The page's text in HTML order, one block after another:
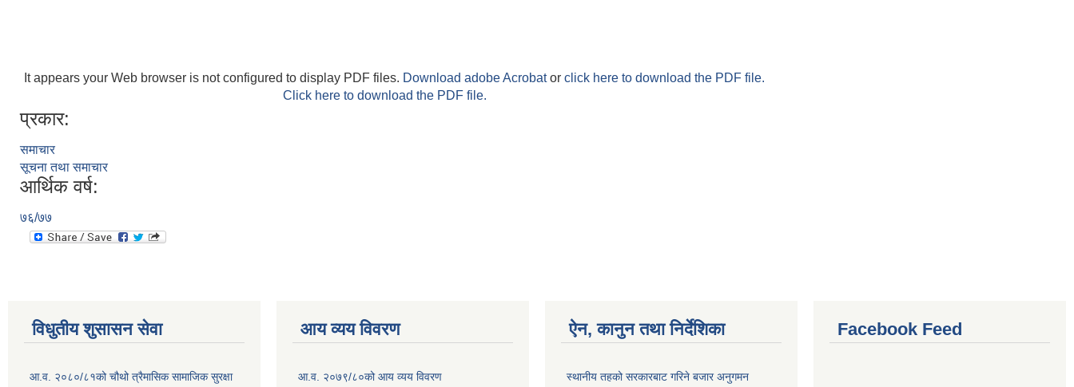
It appears your Web browser is not configured to display PDF files. Download adobe Acrobator click here to download the PDF file.
Click here to download the PDF file.
प्रकार:
समाचार
सूचना तथा समाचार
आर्थिक वर्ष:
७६/७७
विधुतीय शुसासन सेवा
आ.व. २०८०/८१को चौथो त्रैमासिक सामाजिक सुरक्षा
आय व्यय विवरण
आ.व. २०७९/८०को आय व्यय विवरण
ऐन, कानुन तथा निर्देशिका
स्थानीय तहको सरकारबाट गरिने बजार अनुगमन
Facebook Feed